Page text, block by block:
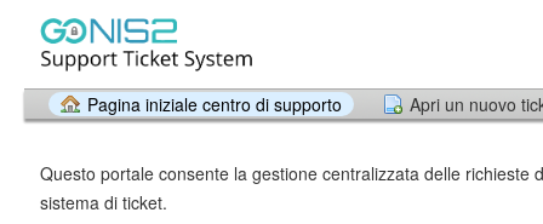
Pagina iniziale centro di supporto Apri un nuovo
Questo portale consente la gestione centralizzata delle richieste
sistema di ticket.